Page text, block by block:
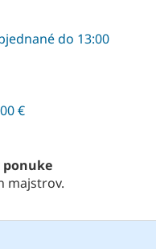
do 13:00
€
ponuke
majstrov.